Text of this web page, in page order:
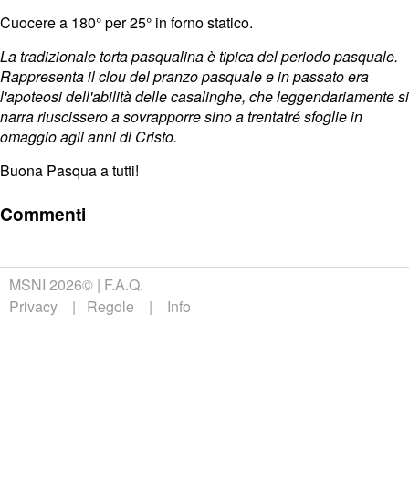
Cuocere a 180° per 25° in forno statico.
La tradizionale torta pasqualina è tipica del periodo pasquale.
Rappresenta il clou del pranzo pasquale e in passato era
l'apoteosi dell'abilità delle casalinghe, che leggendariamente si
narra riuscissero a sovrapporre sino a trentatré sfoglie in
omaggio agli anni di Cristo.
Buona Pasqua a tutti!
Commenti
MSNI 2026© F.A.Q.
Privacy
Regole Info